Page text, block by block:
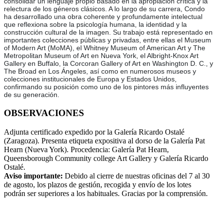
relectura de los géneros clásicos. A lo largo de su carrera, Condo
ha desarrollado una obra coherente y profundamente intelectual
que reflexiona sobre la psicología humana, la identidad y la
construcción cultural de la imagen. Su trabajo está representado en
importantes colecciones públicas y privadas, entre ellas el Museum
of Modern Art (MoMA), el Whitney Museum of American Art y The
Metropolitan Museum of Art en Nueva York, el Albright-Knox Art
Gallery en Buffalo, la Corcoran Gallery of Art en Washington D. C., y
The Broad en Los Ángeles, así como en numerosos museos y
colecciones institucionales de Europa y Estados Unidos,
confirmando su posición como uno de los pintores más influyentes
de su generación.
OBSERVACIONES
Adjunta certificado expedido por la Galería Ricardo Ostalé
(Zaragoza). Presenta etiqueta expositiva al dorso de la Galería Pat
Hearn (Nueva York). Procedencia: Galería Pat Hearn,
Queensborough Community college Art Gallery y Galería Ricardo
Ostalé.
Aviso importante: Debido al cierre de nuestras oficinas del 7 al 30
de agosto, los plazos de gestión, recogida y envío de los lotes
podrán ser superiores a los habituales. Gracias por la comprensión.